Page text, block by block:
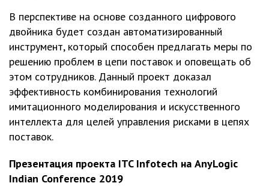
В перспективе на основе созданного цифрового
двойника будет создан автоматизированный
инструмент, который способен предлагать меры по
решению проблем в цепи поставок и оповещать об
этом сотрудников. Данный проект доказал
эффективность комбинирования технологий
имитационного моделирования и искусственного
интеллекта для целей управления рисками в цепях
поставок.
Презентация проекта ITC Infotech на AnyLogic
Indian Conference 2019